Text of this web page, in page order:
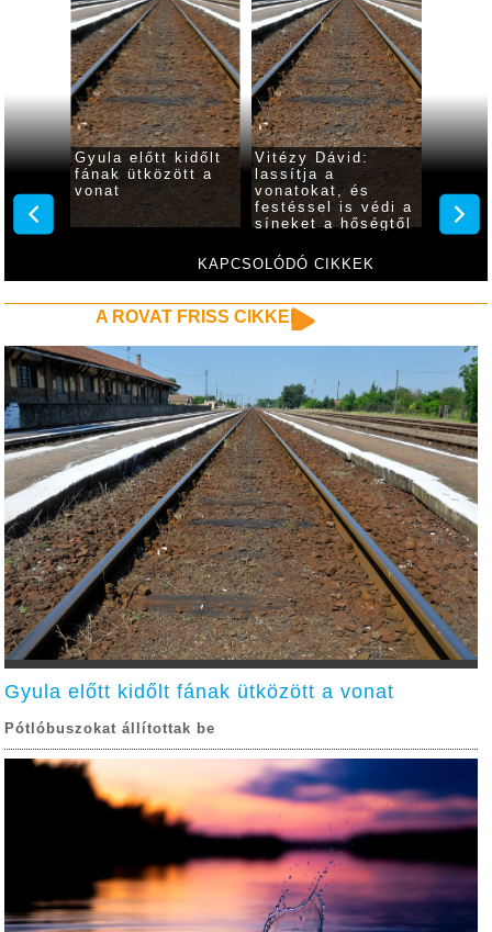
KAPCSOLÓDÓ CIKKEK
a
Gyula előtt kidőlt
fának ütközött a
vonat
Vitézy Dávid:
lassítja a
vonatokat, és
festéssel is védi a
síneket a hőségtől
MÁV-
A ROVAT FRISS CIKKEI
Gyula előtt kidőlt fának ütközött a vonat
Pótlóbuszokat állítottak be